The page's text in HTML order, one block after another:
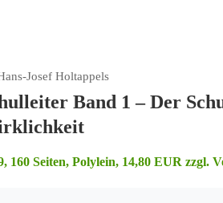
Josef Holtappels
Band 1 – Der
160 Seiten, Polylein, 14,80 EUR zzgl.